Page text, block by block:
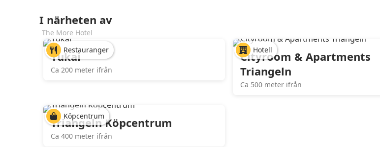
I närheten av
The More Hotel
Restauranger
Yukai
Ca 200 meter ifrån
Hotell
Cityroom & Apartments
Triangeln
Ca 500 meter ifrån
Köpcentrum
Triangeln Köpcentrum
Ca 400 meter ifrån